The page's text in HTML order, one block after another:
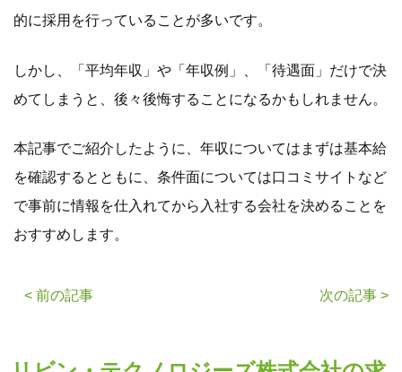
的に採用を行っていることが多いです。
しかし、「平均年収」や「年収例」、「待遇面」だけで決
めてしまうと、後々後悔することになるかもしれません。
本記事でご紹介したように、年収についてはまずは基本給
を確認するとともに、条件面については口コミサイトなど
で事前に情報を仕入れてから入社する会社を決めることを
おすすめします。
< 前の記事 次の記事 >